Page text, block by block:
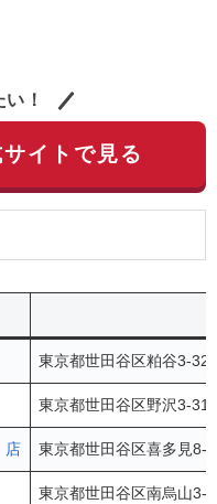
！
イトで見る
東京都世田谷区粕谷3-
東京都世田谷区野沢3-
店 東京都世田谷区喜多見
東京都世田谷区南烏山